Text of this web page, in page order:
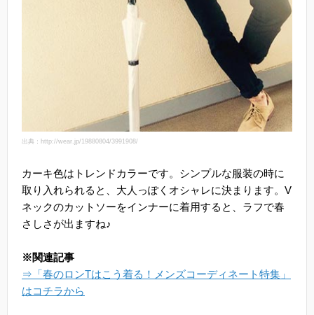
出典：http://wear.jp/19880804/3991908/
カーキ色はトレンドカラーです。シンプルな服装の時に
取り入れられると、大人っぽくオシャレに決まります。V
ネックのカットソーをインナーに着用すると、ラフで春
さしさが出ますね♪
※関連記事
⇒「春のロンTはこう着る！メンズコーディネート特集」
はコチラから